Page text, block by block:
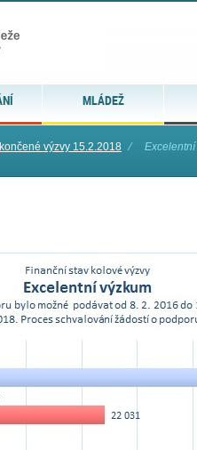
MLÁDEŽ
výzvy 15.2.2018 ⁄